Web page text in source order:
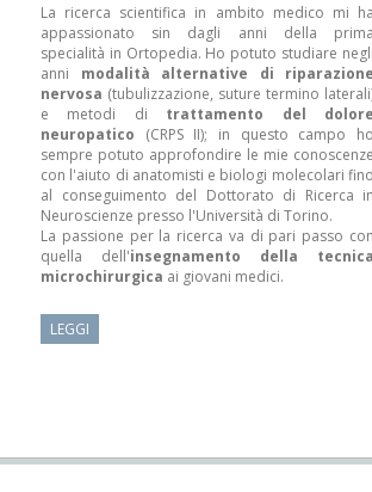
La ricerca scientifica in ambito medico mi ha
appassionato sin dagli anni della prima
specialità in Ortopedia. Ho potuto studiare negli
anni modalità alternative di riparazione
nervosa (tubulizzazione, suture termino
e metodi di trattamento del dolore
neuropatico (CRPS II); in questo campo ho
sempre potuto approfondire le mie conoscenze
con l'aiuto di anatomisti e biologi molecolari fino
al conseguimento del Dottorato di Ricerca in
Neuroscienze presso l'Università di Torino.
La passione per la ricerca va di pari passo con
quella dell'insegnamento della tecnica
microchirurgica ai giovani medici.
LEGGI